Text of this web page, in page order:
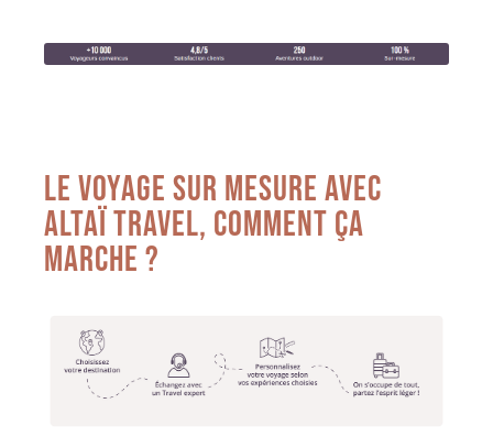
LE VOYAGE SUR MESURE AVEC
ALTAÏ TRAVEL, COMMENT ÇA
MARCHE ?